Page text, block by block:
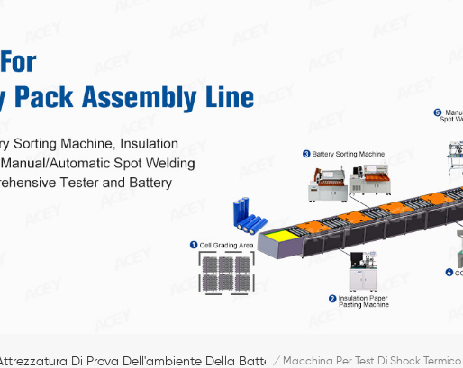
Di Prova Dell'ambiente Della Batteria
/ Macchina Per Test Di Shock